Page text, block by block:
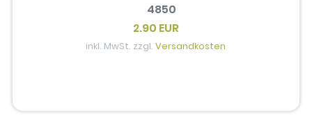
4850
2.90 EUR
inkl. MwSt. zzgl.Versandkosten